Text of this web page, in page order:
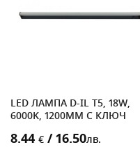
LED ЛАМПА D-IL T5, 18W,
6000K, 1200MM С КЛЮЧ
8.44 € / 16.50лв.